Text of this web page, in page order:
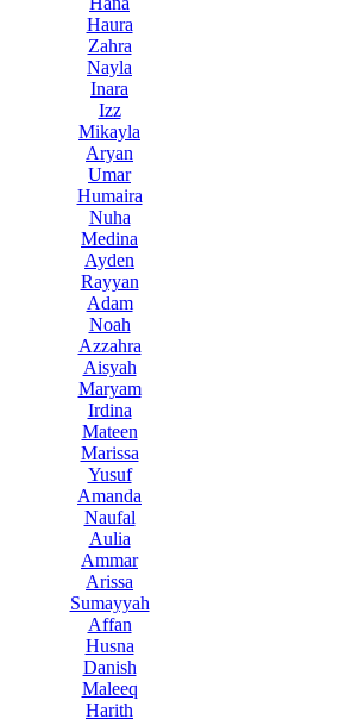
Haura
Zahra
Nayla
Inara
Izz
Mikayla
Aryan
Umar
Humaira
Nuha
Medina
Ayden
Rayyan
Adam
Noah
Azzahra
Aisyah
Maryam
Irdina
Mateen
Marissa
Yusuf
Amanda
Naufal
Aulia
Ammar
Arissa
Sumayyah
Affan
Husna
Danish
Maleeq
Harith